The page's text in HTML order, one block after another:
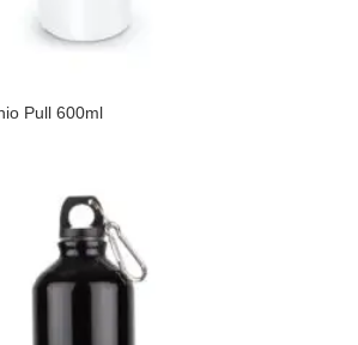
Pull 600ml